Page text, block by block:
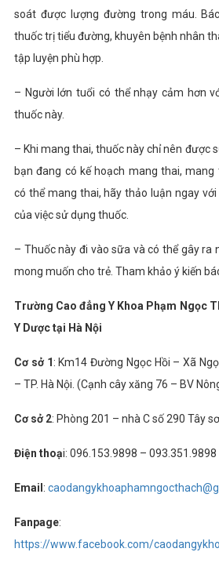
soát được lượng đường trong máu.
thuốc trị tiểu đường, khuyên bệnh nhân
tập luyện phù hợp.
– Người lớn tuổi có thể nhạy cảm hơn
thuốc này.
– Khi mang thai, thuốc này chỉ nên được
bạn đang có kế hoạch mang thai,
có thể mang thai, hãy thảo luận ngay
của việc sử dụng thuốc.
– Thuốc này đi vào sữa và có thể gây ra
mong muốn cho trẻ. Tham khảo ý kiến
Trường Cao đẳng Y Khoa Phạm Ngọc
Y Dược tại Hà Nội
Cơ sở 1 : Km14 Đường Ngọc Hồi – Xã
– TP. Hà Nội. (Cạnh cây xăng 76 – BV
Cơ sở 2: Phòng 201 – nhà C số 290 Tây
Điện thoại: 096.153.9898 –
Email :
Fanpage:
https://www.facebook.com/